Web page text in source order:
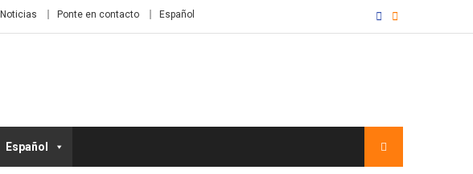
Noticias Ponte en contacto Español
Español